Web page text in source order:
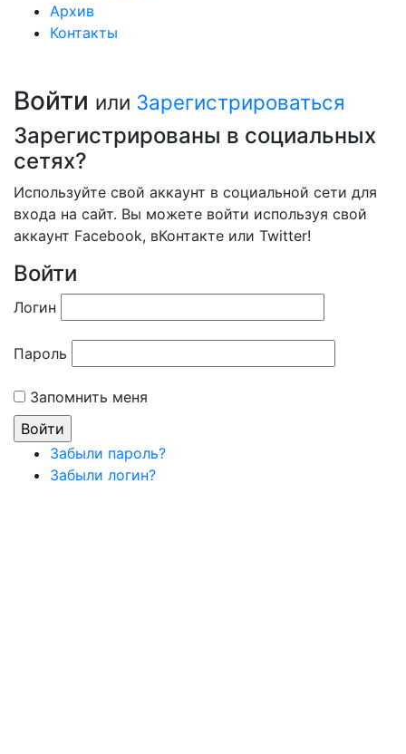
Архив
Контакты
Войти или Зарегистрироваться
Зарегистрированы в социальных
сетях?
Используйте свой аккаунт в социальной сети для
входа на сайт. Вы можете войти используя свой
аккаунт Facebook, вКонтакте или Twitter!
Войти
Логин
Пароль
Запомнить меня
Забыли пароль?
Забыли логин?